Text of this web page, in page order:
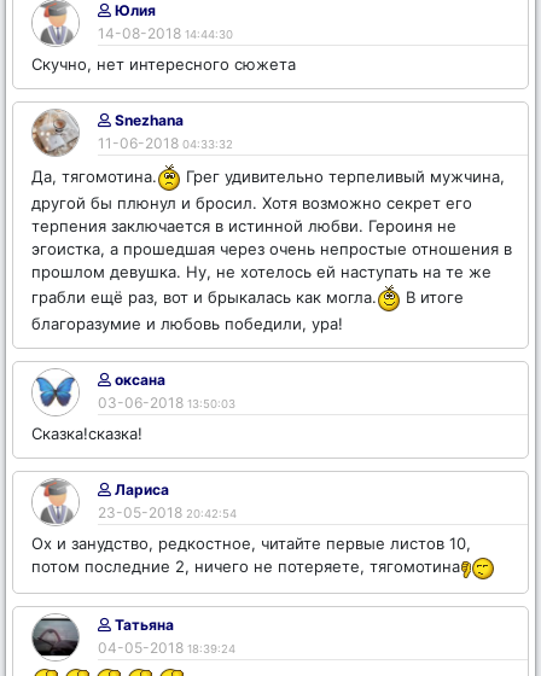
Юлия
14-08-2018 14:44:30
Скучно, нет интересного сюжета
Snezhana
11-06-2018 04:33:32
Да, тягомотина.
Грег удивительно терпеливый мужчина,
другой бы плюнул и бросил. Хотя возможно секрет его
терпения заключается в истинной любви. Героиня не
эгоистка, а прошедшая через очень непростые отношения в
прошлом девушка. Ну, не хотелось ей наступать на те же
грабли ещё раз, вот и брыкалась как могла.
В итоге
благоразумие и любовь победили, ура!
оксана
03-06-2018 13:50:03
Сказка!сказка!
Лариса
23-05-2018 20:42:54
Ох и занудство, редкостное, читайте первые листов 10,
потом последние 2, ничего не потеряете, тягомотина
Татьяна
04-05-2018 18:39:24